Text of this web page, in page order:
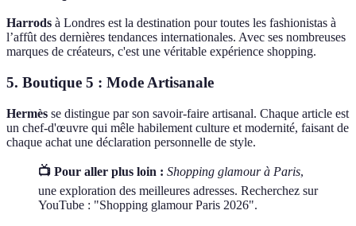
Harrods à Londres est la destination pour toutes les fashionistas à
l’affût des dernières tendances internationales. Avec ses nombreuses
marques de créateurs, c'est une véritable expérience shopping.
5. Boutique 5 : Mode Artisanale
Hermès se distingue par son savoir-faire artisanal. Chaque article est
un chef-d'œuvre qui mêle habilement culture et modernité, faisant de
chaque achat une déclaration personnelle de style.
📺 Pour aller plus loin : Shopping glamour à Paris,
une exploration des meilleures adresses. Recherchez sur
YouTube : "Shopping glamour Paris 2026".